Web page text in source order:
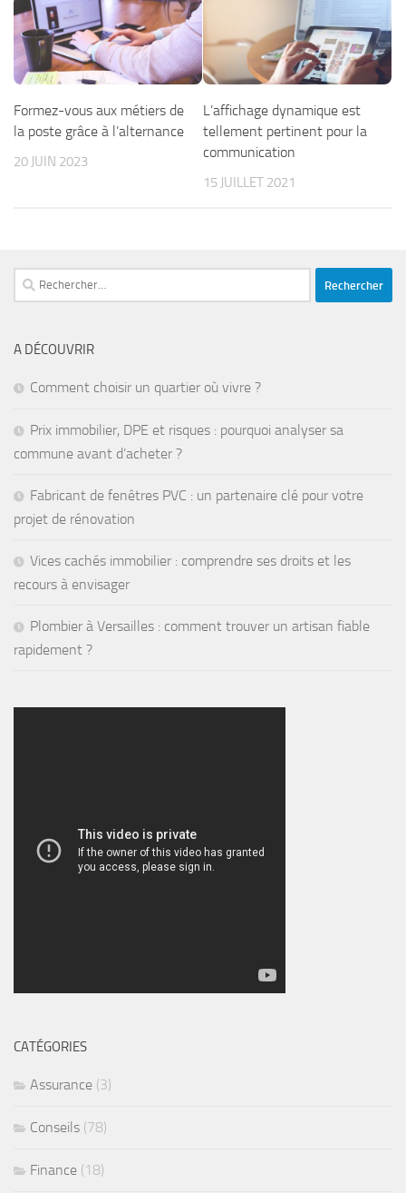
Formez-vous aux métiers de
la poste grâce à l’alternance
20 JUIN 2023
L’affichage dynamique est
tellement pertinent pour la
communication
15 JUILLET 2021
Rechercher :
A DÉCOUVRIR
Comment choisir un quartier où vivre ?
Prix immobilier, DPE et risques : pourquoi analyser sa
commune avant d’acheter ?
Fabricant de fenêtres PVC : un partenaire clé pour votre
projet de rénovation
Vices cachés immobilier : comprendre ses droits et les
recours à envisager
Plombier à Versailles : comment trouver un artisan fiable
rapidement ?
CATÉGORIES
Assurance (3)
Conseils (78)
Finance (18)